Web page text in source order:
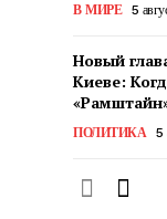
В МИРЕ 5
Новый
Киеве:
ПОЛИТИКА 5